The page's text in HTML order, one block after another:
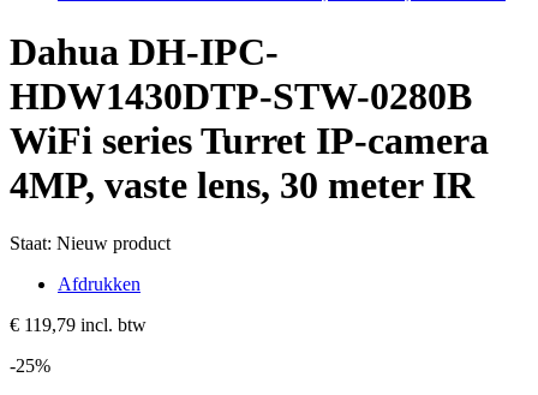
Dahua DH-IPC-
HDW1430DTP-STW-0280B
WiFi series Turret IP-camera
4MP, vaste lens, 30 meter IR
Staat: Nieuw product
Afdrukken
€ 119,79 incl. btw
-25%